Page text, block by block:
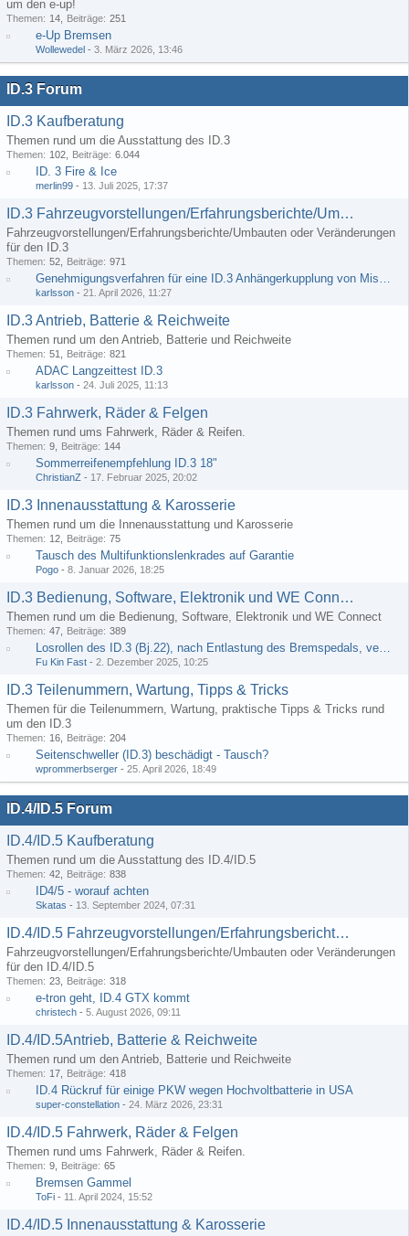
um den e-up!
Themen 14 Beiträge 251
e-Up Bremsen
Wollewedel - 3. März 2026, 13:46
ID.3 Forum
ID.3 Kaufberatung
Themen rund um die Ausstattung des ID.3
Themen 102 Beiträge 6.044
ID. 3 Fire & Ice
merlin99 - 13. Juli 2025, 17:37
ID.3 Fahrzeugvorstellungen/Erfahrungsberichte/Umbauten
Fahrzeugvorstellungen/Erfahrungsberichte/Umbauten oder Veränderungen
für den ID.3
Themen 52 Beiträge 971
Genehmigungsverfahren für eine ID.3 Anhängerkupplung von Misterdotcom
karlsson - 21. April 2026, 11:27
ID.3 Antrieb, Batterie & Reichweite
Themen rund um den Antrieb, Batterie und Reichweite
Themen 51 Beiträge 821
ADAC Langzeittest ID.3
karlsson - 24. Juli 2025, 11:13
ID.3 Fahrwerk, Räder & Felgen
Themen rund ums Fahrwerk, Räder & Reifen.
Themen 9 Beiträge 144
Sommerreifenempfehlung ID.3 18"
ChristianZ - 17. Februar 2025, 20:02
ID.3 Innenausstattung & Karosserie
Themen rund um die Innenausstattung und Karosserie
Themen 12 Beiträge 75
Tausch des Multifunktionslenkrades auf Garantie
Pogo - 8. Januar 2026, 18:25
ID.3 Bedienung, Software, Elektronik und WE Connect
Themen rund um die Bedienung, Software, Elektronik und WE Connect
Themen 47 Beiträge 389
Losrollen des ID.3 (Bj.22), nach Entlastung des Bremspedals, verhinderbar?
Fu Kin Fast - 2. Dezember 2025, 10:25
ID.3 Teilenummern, Wartung, Tipps & Tricks
Themen für die Teilenummern, Wartung, praktische Tipps & Tricks rund
um den ID.3
Themen 16 Beiträge 204
Seitenschweller (ID.3) beschädigt - Tausch?
wprommerbserger - 25. April 2026, 18:49
ID.4/ID.5 Forum
ID.4/ID.5 Kaufberatung
Themen rund um die Ausstattung des ID.4/ID.5
Themen 42 Beiträge 838
ID4/5 - worauf achten
Skatas - 13. September 2024, 07:31
ID.4/ID.5 Fahrzeugvorstellungen/Erfahrungsberichte/Umbauten
Fahrzeugvorstellungen/Erfahrungsberichte/Umbauten oder Veränderungen
für den ID.4/ID.5
Themen 23 Beiträge 318
e-tron geht, ID.4 GTX kommt
christech - 5. August 2026, 09:11
ID.4/ID.5Antrieb, Batterie & Reichweite
Themen rund um den Antrieb, Batterie und Reichweite
Themen 17 Beiträge 418
ID.4 Rückruf für einige PKW wegen Hochvoltbatterie in USA
super-constellation - 24. März 2026, 23:31
ID.4/ID.5 Fahrwerk, Räder & Felgen
Themen rund ums Fahrwerk, Räder & Reifen.
Themen 9 Beiträge 65
Bremsen Gammel
ToFi - 11. April 2024, 15:52
ID.4/ID.5 Innenausstattung & Karosserie